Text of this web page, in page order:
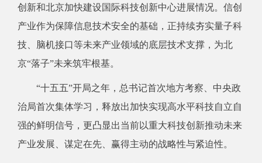
创新和北京加快建设国际科技创新中心进展情况。信创
产业作为保障信息技术安全的基础，正持续夯实量子科
技、脑机接口等未来产业领域的底层技术支撑，为北
京“落子”未来筑牢根基。
“十五五”开局之年，总书记首次地方考察、中央政
治局首次集体学习，释放出加快实现高水平科技自立自
强的鲜明信号，更凸显出当前以重大科技创新推动未来
产业发展、谋定在先、赢得主动的战略性与紧迫性。